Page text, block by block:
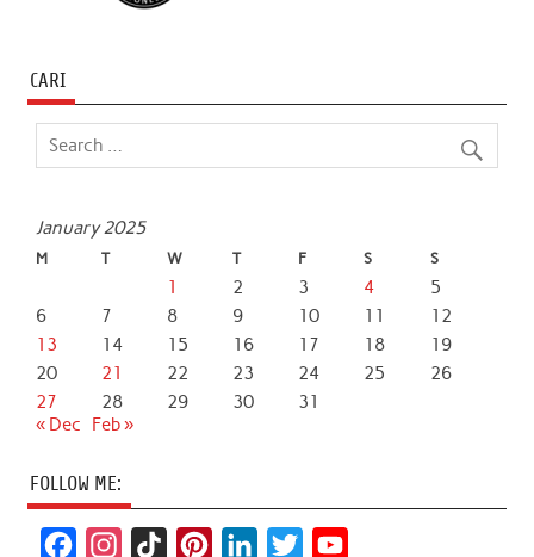
CARI
January 2025
M T W T F S S
1 2 3 4
5
6
7 8 9 10 11
12
13
14 15 16 17 18
19
20
21 22 23 24 25
26
27
28 29 30
31
« Dec
Feb »
FOLLOW ME: